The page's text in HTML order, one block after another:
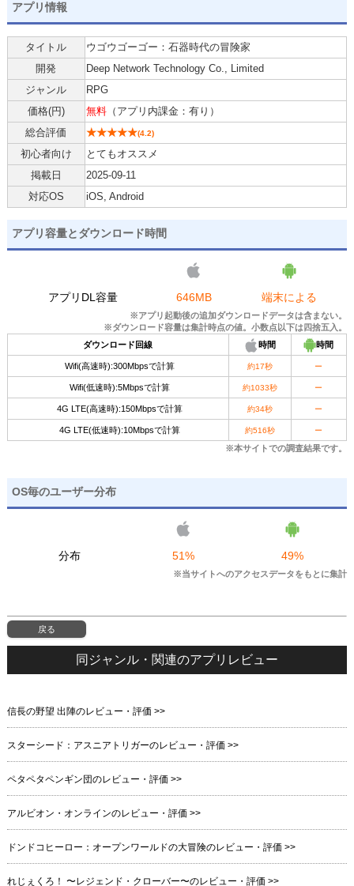
アプリ情報
タイトル
ウゴウゴーゴー：石器時代の冒険家
開発
Deep Network Technology Co., Limited
ジャンル
RPG
価格(円) 無料（アプリ内課金：有り）
総合評価
★★★★★(4.2)
初心者向け
とてもオススメ
掲載日
2025-09-11
対応OS
iOS, Android
アプリ容量とダウンロード時間
アプリDL容量 646MB 端末による
※アプリ起動後の追加ダウンロードデータは含まない。
※ダウンロード容量は集計時点の値。小数点以下は四捨五入。
ダウンロード回線
時間 時間
Wifi(高速時):300Mbpsで計算 約17秒 ー
Wifi(低速時):5Mbpsで計算 約1033秒 ー
4G LTE(高速時):150Mbpsで計算 約34秒 ー
4G LTE(低速時):10Mbpsで計算 約516秒 ー
※本サイトでの調査結果です。
OS毎のユーザー分布
分布 51% 49%
※当サイトへのアクセスデータをもとに集計
戻る
同ジャンル・関連のアプリレビュー
信長の野望 出陣のレビュー・評価 >>
スターシード：アスニアトリガーのレビュー・評価 >>
ペタペタペンギン団のレビュー・評価 >>
アルビオン・オンラインのレビュー・評価 >>
ドンドコヒーロー：オープンワールドの大冒険のレビュー・評価 >>
れじぇくろ！ 〜レジェンド・クローバー〜のレビュー・評価 >>